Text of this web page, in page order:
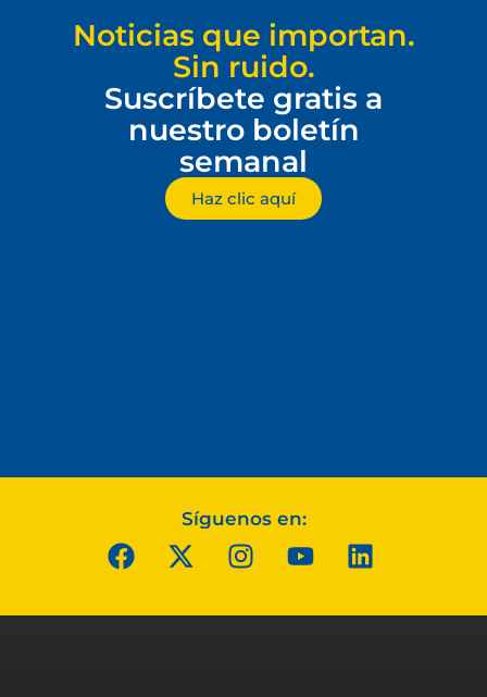
Noticias que importan.
Sin ruido.
Suscríbete gratis a
nuestro boletín
semanal
Haz clic aquí
Síguenos en: